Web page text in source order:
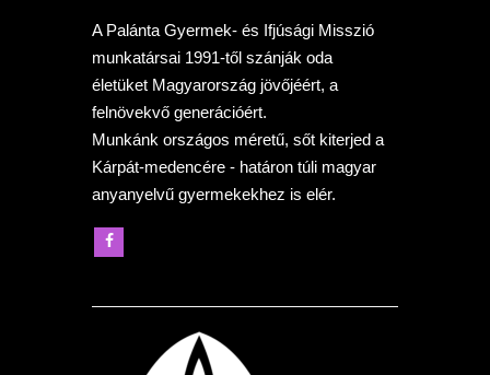
A Palánta Gyermek- és Ifjúsági Misszió
munkatársai 1991-től szánják oda
életüket Magyarország jövőjéért, a
felnövekvő generációért.
Munkánk országos méretű, sőt kiterjed a
Kárpát-medencére - határon túli magyar
anyanyelvű gyermekekhez is elér.